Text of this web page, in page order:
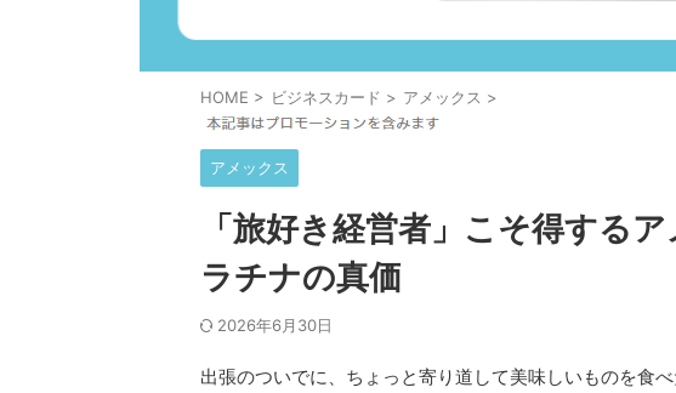
HOME > ビジネスカード > アメックス >
アメックス
「旅好き経営者」こそ得する
ラチナの真価
2026年6月30日
出張のついでに、ちょっと寄り道して美味しいものを食